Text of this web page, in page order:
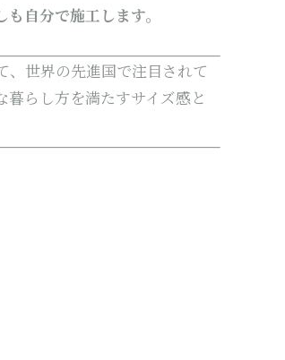
自分で施工します。
、世界の先進国で注目されて
らし方を満たすサイズ感と